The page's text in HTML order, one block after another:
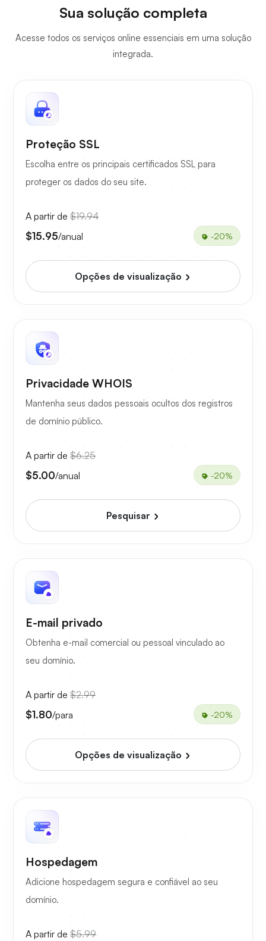
Sua solução completa
Acesse todos os serviços online essenciais em uma solução
integrada.
Proteção SSL
Escolha entre os principais certificados SSL para
proteger os dados do seu site.
A partir de $19.94
$15.95/anual -20%
Opções de visualização
Privacidade WHOIS
Mantenha seus dados pessoais ocultos dos registros
de domínio público.
A partir de $6.25
$5.00/anual -20%
Pesquisar
E-mail privado
Obtenha e-mail comercial ou pessoal vinculado ao
seu domínio.
A partir de $2.99
$1.80/para -20%
Opções de visualização
Hospedagem
Adicione hospedagem segura e confiável ao seu
domínio.
A partir de $5.99